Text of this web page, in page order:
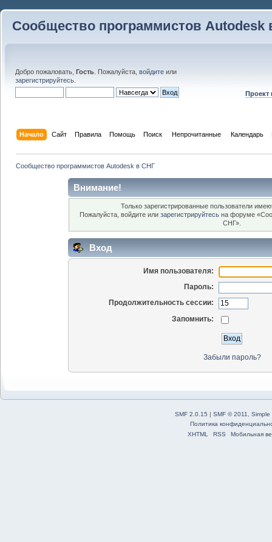
Сообщество программистов Autodesk
Добро пожаловать, Гость . Пожалуйста, войдите или
зарегистрируйтесь
Проект
Начало Сайт Правила Помощь Поиск Непрочитанные Календарь
Сообщество программистов Autodesk в СНГ
Внимание!
Только зарегистрированные пользователи
Пожалуйста, войдите или зарегистрируйтесь на форуме
СНГ».
Вход
Имя пользователя:
Пароль:
Продолжительность сессии:
Запомнить:
Забыли пароль?
SMF 2.0.15 | SMF © 2011
Simple
Политика
XHTML
RSS Мобильная